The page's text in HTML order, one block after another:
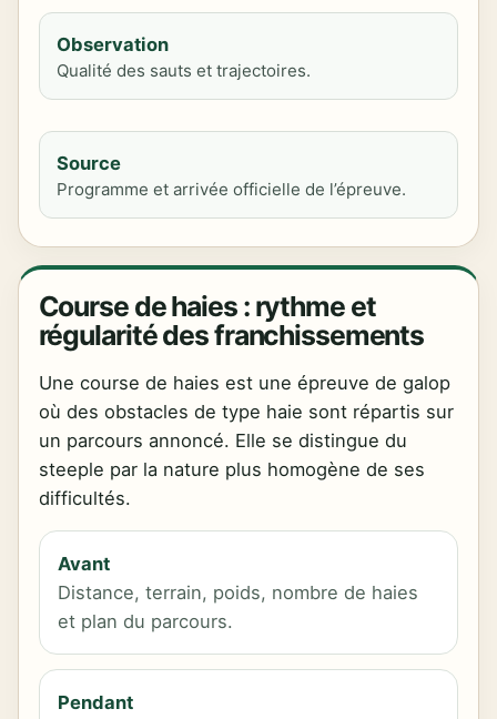
Observation
Qualité des sauts et trajectoires.
Source
Programme et arrivée officielle de l’épreuve.
Course de haies : rythme et
régularité des franchissements
Une course de haies est une épreuve de galop
où des obstacles de type haie sont répartis sur
un parcours annoncé. Elle se distingue du
steeple par la nature plus homogène de ses
difficultés.
Avant
Distance, terrain, poids, nombre de haies
et plan du parcours.
Pendant